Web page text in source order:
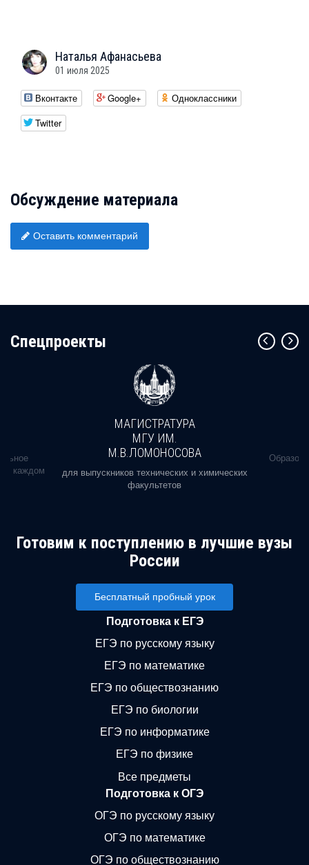
Наталья Афанасьева
01 июля 2025
Вконтакте Google+
Одноклассники
Twitter
Обсуждение материала
Оставить комментарий
Cпецпроекты
в каждом
МАГИСТРАТУРА
МГУ ИМ.
М.В.ЛОМОНОСОВА
для выпускников технических и химических
факультетов
Готовим к поступлению в лучшие вузы
России
Бесплатный пробный урок
Подготовка к ЕГЭ
ЕГЭ по русскому языку
ЕГЭ по математике
ЕГЭ по обществознанию
ЕГЭ по биологии
ЕГЭ по информатике
ЕГЭ по физике
Все предметы
Подготовка к ОГЭ
ОГЭ по русскому языку
ОГЭ по математике
ОГЭ по обществознанию